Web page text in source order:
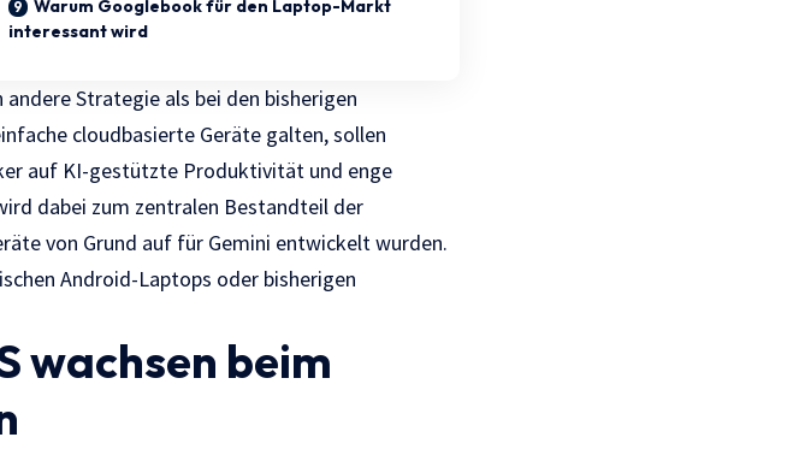
Warum Googlebook für den Laptop-Markt
interessant wird
Strategie als bei den bisherigen
cloudbasierte Geräte galten, sollen
auf KI-gestützte Produktivität und enge
dabei zum zentralen Bestandteil der
von Grund auf für Gemini entwickelt wurden.
Android-Laptops oder bisherigen
wachsen beim